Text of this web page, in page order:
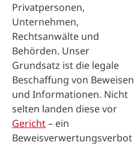
Privatpersonen,
Unternehmen,
Rechtsanwälte und
Behörden. Unser
Grundsatz ist die legale
Beschaffung von Beweisen
und Informationen. Nicht
selten landen diese vor
Gericht– ein
Beweisverwertungsverbot